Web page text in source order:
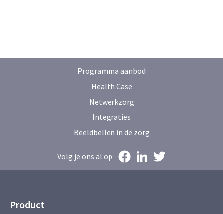
Programma aanbod
Health Case
Netwerkzorg
Integraties
Beeldbellen in de zorg
Volg je ons al op
Product